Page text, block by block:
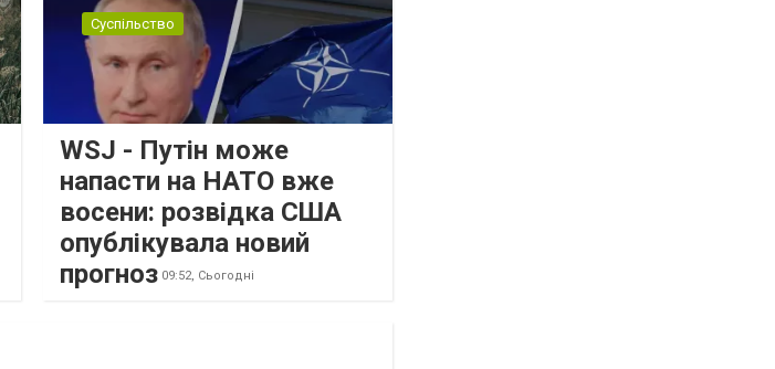
Суспільство
WSJ - Путін може
напасти на НАТО вже
восени: розвідка США
опублікувала новий
прогноз 09:52, Сьогодні